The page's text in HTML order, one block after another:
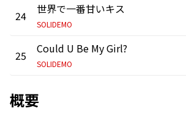
24 世界で一番甘いキス
SOLIDEMO
25 Could U Be My Girl?
SOLIDEMO
概要